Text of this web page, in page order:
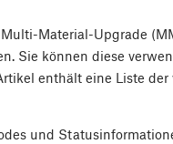
Material-Upgrade
Sie können diese
enthält eine Liste
und